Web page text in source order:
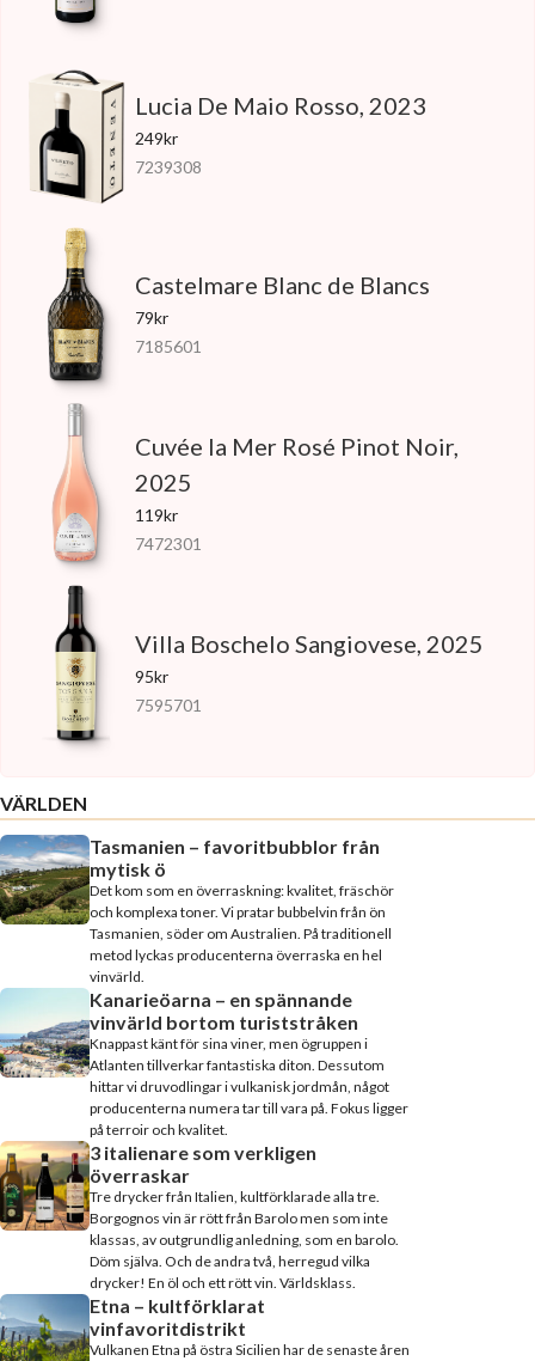
Lucia De Maio Rosso, 2023
249kr
7239308
Castelmare Blanc de Blancs
79kr
7185601
Cuvée la Mer Rosé Pinot Noir,
2025
119kr
7472301
Villa Boschelo Sangiovese, 2025
95kr
7595701
VÄRLDEN
Tasmanien – favoritbubblor från
mytisk ö
Det kom som en överraskning: kvalitet, fräschör
och komplexa toner. Vi pratar bubbelvin från ön
Tasmanien, söder om Australien. På traditionell
metod lyckas producenterna överraska en hel
vinvärld.
Kanarieöarna – en spännande
vinvärld bortom turiststråken
Knappast känt för sina viner, men ögruppen i
Atlanten tillverkar fantastiska diton. Dessutom
hittar vi druvodlingar i vulkanisk jordmån, något
producenterna numera tar till vara på. Fokus ligger
på terroir och kvalitet.
3 italienare som verkligen
överraskar
Tre drycker från Italien, kultförklarade alla tre.
Borgognos vin är rött från Barolo men som inte
klassas, av outgrundlig anledning, som en barolo.
Döm själva. Och de andra två, herregud vilka
drycker! En öl och ett rött vin. Världsklass.
Etna – kultförklarat
vinfavoritdistrikt
Vulkanen Etna på östra Sicilien har de senaste åren